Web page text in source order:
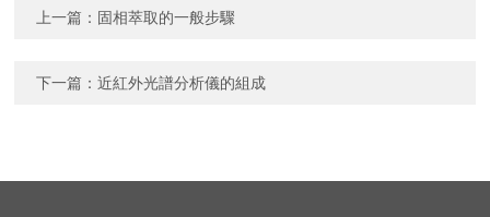
上一篇： 固相萃取的一般步驟
下一篇：近紅外光譜分析儀的組成